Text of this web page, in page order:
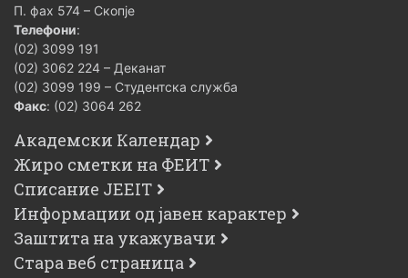
П. фах 574 – Скопје
Телефони:
(02) 3099 191
(02) 3062 224 – Деканат
(02) 3099 199 – Студентска служба
Факс: (02) 3064 262
Академски Календар
Жиро сметки на ФЕИТ
Списание JEEIT
Информации од јавен карактер
Заштита на укажувачи
Стара веб страница